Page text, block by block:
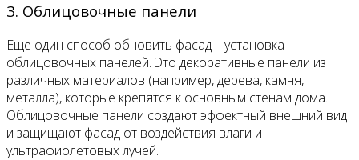
3. Облицовочные панели
Еще один способ обновить фасад – установка
облицовочных панелей. Это декоративные панели из
различных материалов (например, дерева, камня,
металла), которые крепятся к основным стенам дома.
Облицовочные панели создают эффектный внешний вид
и защищают фасад от воздействия влаги и
ультрафиолетовых лучей.